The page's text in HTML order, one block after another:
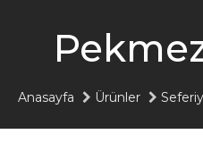
Anasayfa Ürünler